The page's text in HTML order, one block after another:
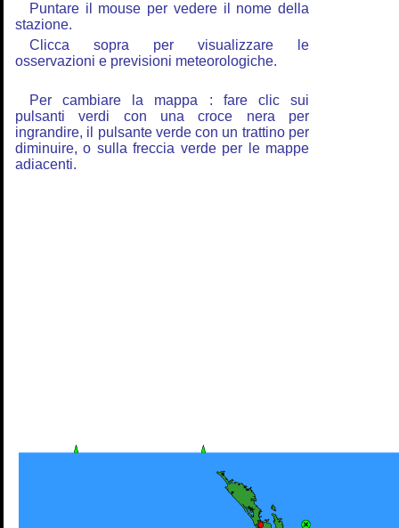
Puntare il mouse per vedere il nome della
stazione.
Clicca sopra per visualizzare le
osservazioni e previsioni meteorologiche.
Per cambiare la mappa : fare clic sui
pulsanti verdi con una croce nera per
ingrandire, il pulsante verde con un trattino per
diminuire, o sulla freccia verde per le mappe
adiacenti.